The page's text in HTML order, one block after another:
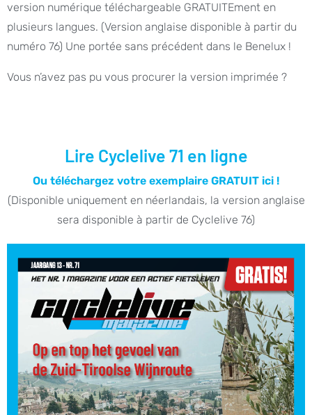
version numérique téléchargeable GRATUITEment en
plusieurs langues. (Version anglaise disponible à partir du
numéro 76) Une portée sans précédent dans le Benelux !
Vous n’avez pas pu vous procurer la version imprimée ?
Lire Cyclelive 71 en ligne
Ou téléchargez votre exemplaire GRATUIT ici !
(Disponible uniquement en néerlandais, la version anglaise
sera disponible à partir de Cyclelive 76)